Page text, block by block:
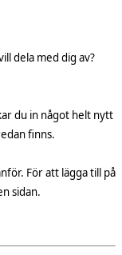
dela med dig av?
du in något helt nytt
finns.
För att lägga till på
sidan.